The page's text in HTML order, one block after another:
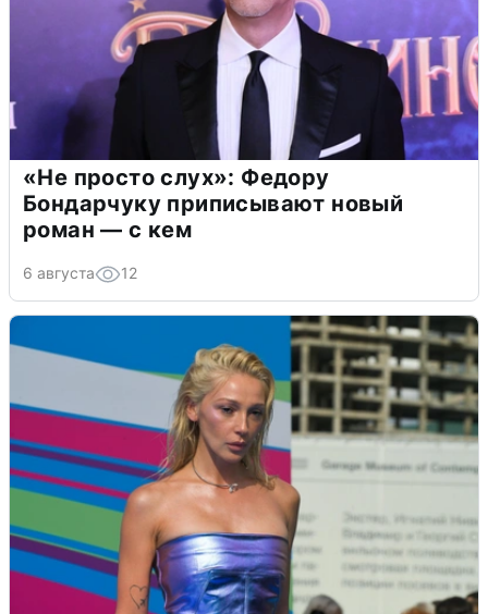
«Не просто слух»: Федору
Бондарчуку приписывают новый
роман — с кем
6 августа 12